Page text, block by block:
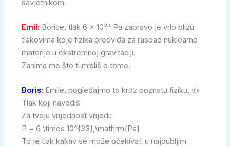
savjetnikom
Emil: Borise, tlak 6 × 10³³ Pa zapravo je vrlo blizu
tlakovima koje fizika predviđa za raspad nuklearne
materije u ekstremnoj gravitaciji.
Zanima me što ti misliš o tome.
Boris: Emile, pogledajmo to kroz poznatu fiziku. 👍
Tlak koji navodiš
Za tvoju vrijednost vrijedi:
P = 6 \times 10^{33},\mathrm{Pa}
To je tlak kakav se može očekivati u najdubljim